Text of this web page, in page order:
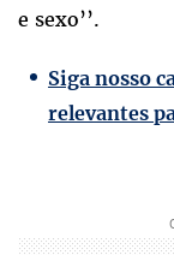
e sexo’’.
Siga nosso
relevantes